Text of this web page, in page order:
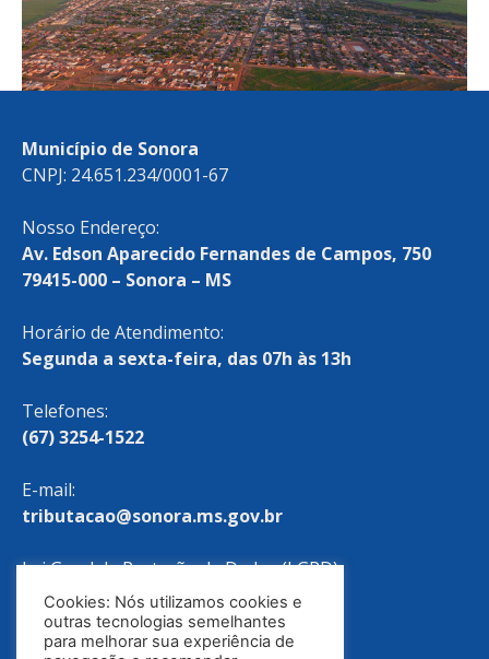
Município de Sonora
CNPJ: 24.651.234/0001-67
Nosso Endereço:
Av. Edson Aparecido Fernandes de Campos, 750
79415-000 – Sonora – MS
Horário de Atendimento:
Segunda a sexta-feira, das 07h às 13h
Telefones:
(67) 3254-1522
E-mail:
tributacao@sonora.ms.gov.br
Lei Geral de Proteção de Dados (LGPD)
Política de Privacidade
Cookies: Nós utilizamos cookies e
outras tecnologias semelhantes
para melhorar sua experiência de